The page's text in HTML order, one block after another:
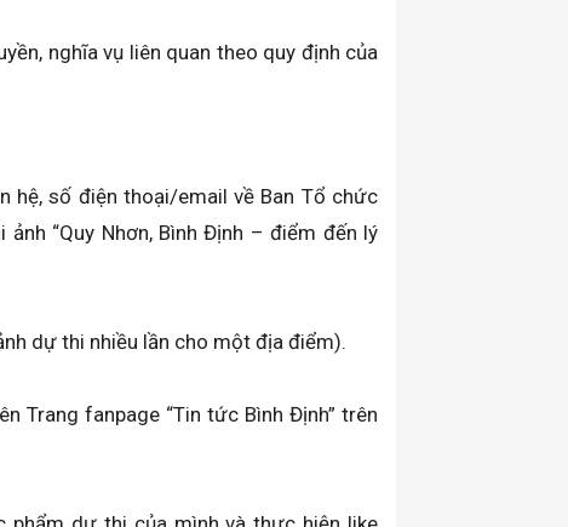
nghĩa vụ liên quan theo quy định của
hệ, số điện thoại/email về Ban Tổ chức
“Quy Nhơn, Bình Định – điểm đến lý
dự thi nhiều lần cho một địa điểm).
Trang fanpage “Tin tức Bình Định” trên